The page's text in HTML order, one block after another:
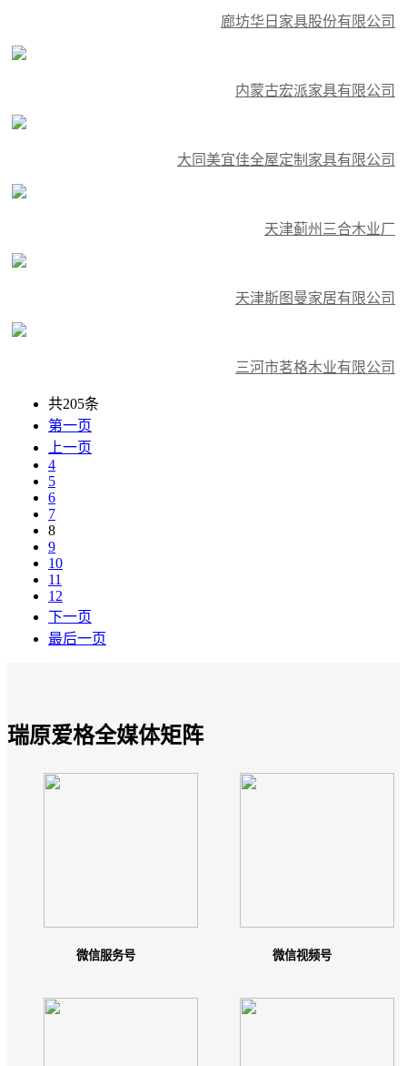
廊坊华日家具股份有限公司
内蒙古宏派家具有限公司
大同美宜佳全屋定制家具有限公司
天津蓟州三合木业厂
天津斯图曼家居有限公司
三河市茗格木业有限公司
共205条
第一页
上一页
4
5
6
7
8
9
10
11
12
下一页
最后一页
瑞原爱格全媒体矩阵
微信服务号 微信视频号